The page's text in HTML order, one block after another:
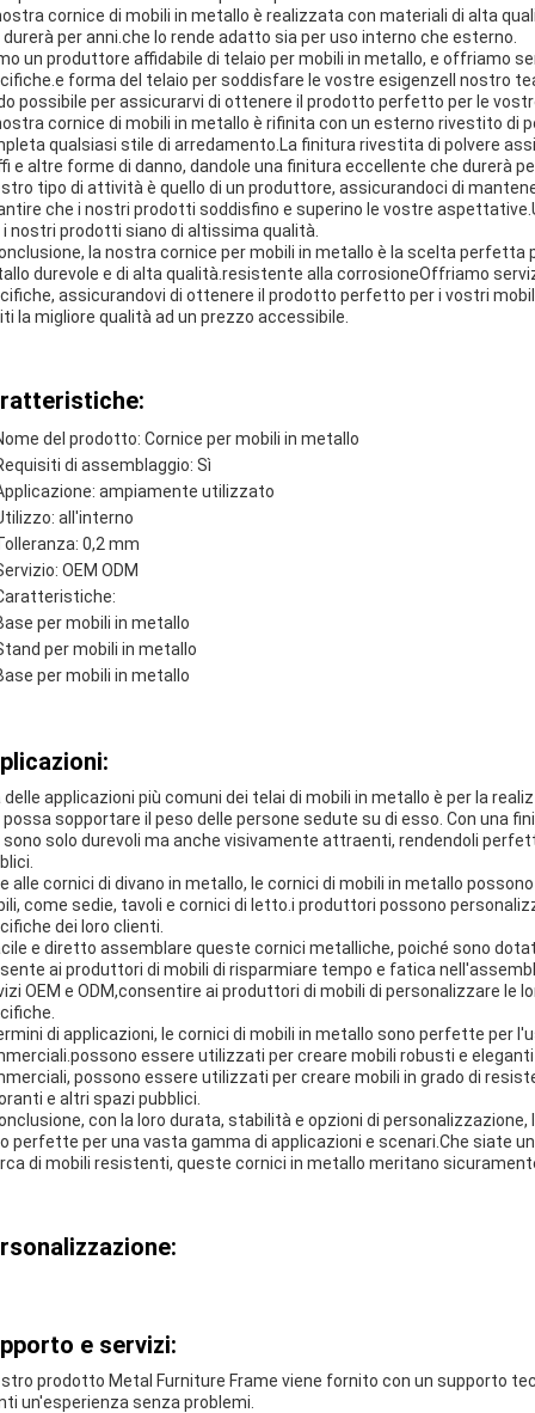
cornice di mobili in metallo è realizzata con materiali di alta
durerà per anni.che lo rende adatto sia per uso interno che esterno.
un produttore affidabile di telaio per mobili in metallo, e offriamo
forma del telaio per soddisfare le vostre esigenzeIl nostro
possibile per assicurarvi di ottenere il prodotto perfetto per le
cornice di mobili in metallo è rifinita con un esterno rivestito di
qualsiasi stile di arredamento.La finitura rivestita di polvere
e altre forme di danno, dandole una finitura eccellente che durerà
tipo di attività è quello di un produttore, assicurandoci di
che i nostri prodotti soddisfino e superino le vostre
i nostri prodotti siano di altissima qualità.
la nostra cornice per mobili in metallo è la scelta perfetta
durevole e di alta qualità.resistente alla corrosioneOffriamo
assicurandovi di ottenere il prodotto perfetto per i vostri
la migliore qualità ad un prezzo accessibile.
del prodotto: Cornice per mobili in metallo
di assemblaggio: Sì
ampiamente utilizzato
all'interno
0,2 mm
OEM ODM
per mobili in metallo
per mobili in metallo
per mobili in metallo
delle applicazioni più comuni dei telai di mobili in metallo è per la
possa sopportare il peso delle persone sedute su di esso. Con una
sono solo durevoli ma anche visivamente attraenti, rendendoli
alle cornici di divano in metallo, le cornici di mobili in metallo
come sedie, tavoli e cornici di letto.i produttori possono
dei loro clienti.
e diretto assemblare queste cornici metalliche, poiché sono
ai produttori di mobili di risparmiare tempo e fatica
OEM e ODM,consentire ai produttori di mobili di personalizzare le
di applicazioni, le cornici di mobili in metallo sono perfette per
essere utilizzati per creare mobili robusti e
possono essere utilizzati per creare mobili in grado di
e altri spazi pubblici.
con la loro durata, stabilità e opzioni di
perfette per una vasta gamma di applicazioni e scenari.Che siate
di mobili resistenti, queste cornici in metallo meritano
e servizi:
prodotto Metal Furniture Frame viene fornito con un supporto
un'esperienza senza problemi.